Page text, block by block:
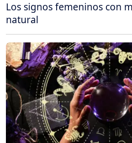
Los signos femeninos con
natural